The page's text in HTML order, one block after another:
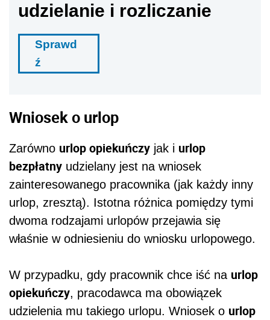
udzielanie i rozliczanie
Sprawd
ź
Wniosek o urlop
Zarówno urlop opiekuńczy jak i urlop
bezpłatny udzielany jest na wniosek
zainteresowanego pracownika (jak każdy inny
urlop, zresztą). Istotna różnica pomiędzy tymi
dwoma rodzajami urlopów przejawia się
właśnie w odniesieniu do wniosku urlopowego.
W przypadku, gdy pracownik chce iść na urlop
opiekuńczy, pracodawca ma obowiązek
udzielenia mu takiego urlopu. Wniosek o urlop